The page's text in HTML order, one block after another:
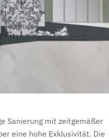
Sanierung mit zeitgemäßer
eine hohe Exklusivität. Die